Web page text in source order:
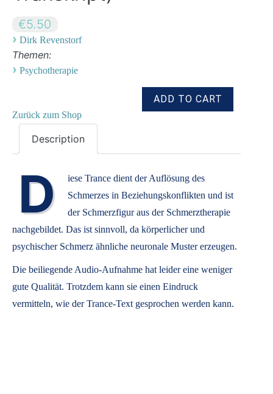
€5.50
› Dirk Revenstorf
Themen:
› Psychotherapie
Zurück zum Shop
Description
D
iese Trance dient der Auflösung des
Schmerzes in Beziehungskonflikten und ist
der Schmerzfigur aus der Schmerztherapie
nachgebildet. Das ist sinnvoll, da körperlicher und
psychischer Schmerz ähnliche neuronale Muster erzeugen.
Die beiliegende Audio-Aufnahme hat leider eine weniger
gute Qualität. Trotzdem kann sie einen Eindruck
vermitteln, wie der Trance-Text gesprochen werden kann.